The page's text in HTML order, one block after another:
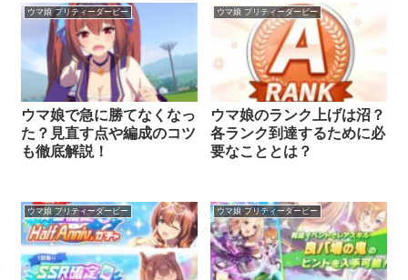
ウマ娘 プリティーダービー
ウマ娘で急に勝てなくなっ
た？見直す点や編成のコツ
も徹底解説！
ウマ娘 プリティーダービー
ウマ娘のランク上げは沼？
各ランク到達するために必
要なこととは？
ウマ娘 プリティーダービー ウマ娘 プリティーダービー